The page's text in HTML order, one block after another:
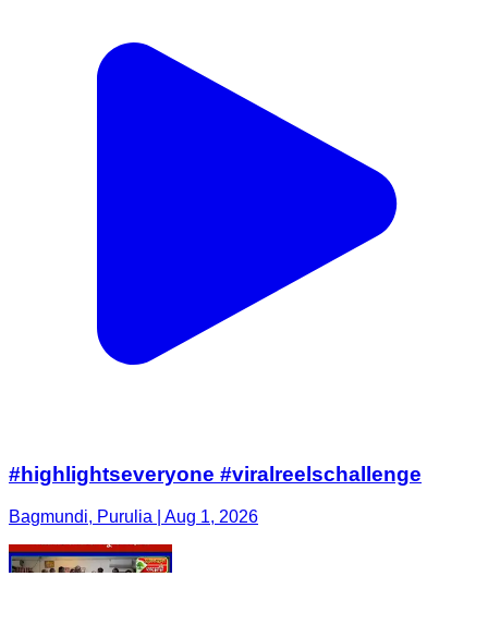
#highlightseveryone #viralreelschallenge
Bagmundi, Purulia | Aug 1, 2026